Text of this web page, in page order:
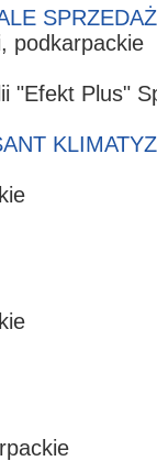
podkarpackie
"Efekt Plus"